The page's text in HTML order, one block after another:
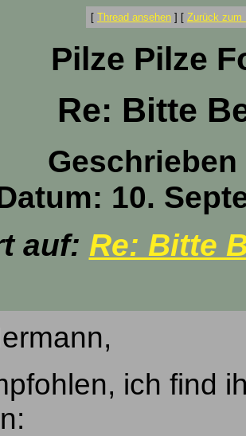
[ Thread ansehen ] [ Zurück zum
Pilze Pilze
Re: Bitte
10.
auf: Re: Bitte
ich find